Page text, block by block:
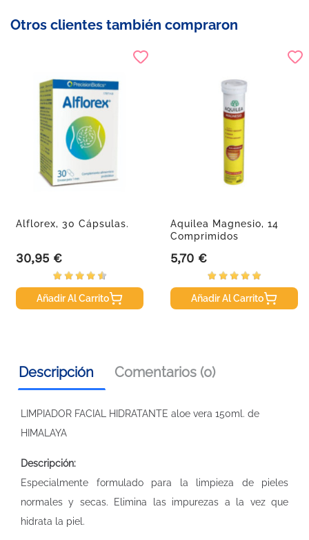
Otros clientes también compraron
Alflorex, 30 Cápsulas.
Precio
30,95 €
Añadir Al Carrito
Aquilea Magnesio, 14
Comprimidos
Precio
5,70 €
Añadir Al Carrito
Descripción Comentarios (0)
LIMPIADOR FACIAL HIDRATANTE aloe vera 150ml. de
HIMALAYA
Descripción:
Especialmente formulado para la limpieza de pieles
normales y secas. Elimina las impurezas a la vez que
hidrata la piel.